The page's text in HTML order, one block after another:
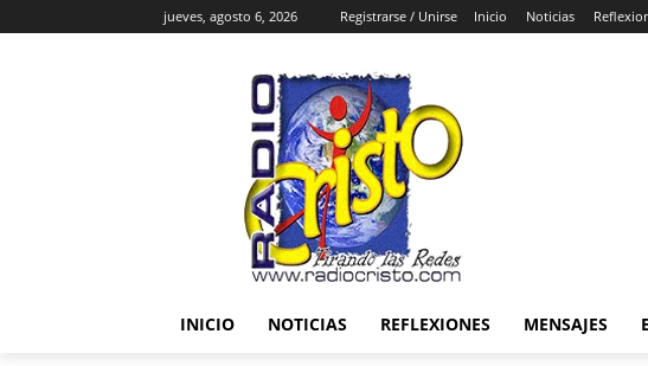
jueves, agosto 6, 2026 Registrarse / Unirse Inicio Noticias
INICIO NOTICIAS REFLEXIONES MENSAJES